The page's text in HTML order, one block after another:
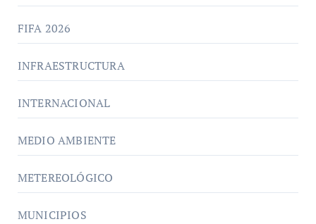
FIFA 2026
INFRAESTRUCTURA
INTERNACIONAL
MEDIO AMBIENTE
METEREOLÓGICO
MUNICIPIOS